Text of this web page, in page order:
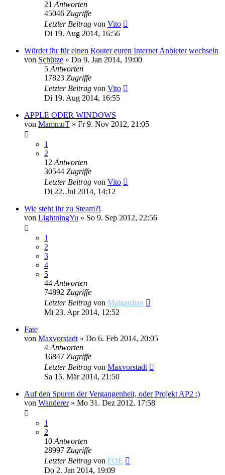
21 Antworten
45046 Zugriffe
Letzter Beitrag von Vito
Di 19. Aug 2014, 16:56
Würdet ihr für einen Router euren Internet Anbieter wechseln
von Schütze » Do 9. Jan 2014, 19:00
5 Antworten
17823 Zugriffe
Letzter Beitrag von Vito
Di 19. Aug 2014, 16:55
APPLE ODER WINDOWS
von MammuT » Fr 9. Nov 2012, 21:05
1
2
12 Antworten
30544 Zugriffe
Letzter Beitrag von Vito
Di 22. Jul 2014, 14:12
Wie steht ihr zu Steam?!
von LightningYu » So 9. Sep 2012, 22:56
1
2
3
4
5
44 Antworten
74892 Zugriffe
Letzter Beitrag von Malgardian
Mi 23. Apr 2014, 12:52
Fate
von Maxvorstadt » Do 6. Feb 2014, 20:05
4 Antworten
16847 Zugriffe
Letzter Beitrag von Maxvorstadt
Sa 15. Mär 2014, 21:50
Auf den Spuren der Vergangenheit, oder Projekt AP2 :)
von Wanderer» Mo 31. Dez 2012, 17:58
1
2
10 Antworten
28997 Zugriffe
Letzter Beitrag von FOE
Do 2. Jan 2014, 19:09